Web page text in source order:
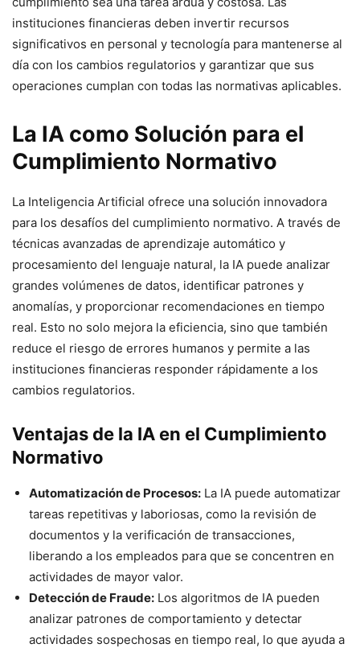
instituciones financieras deben invertir recursos
significativos en personal y tecnología para mantenerse al
día con los cambios regulatorios y garantizar que sus
operaciones cumplan con todas las normativas aplicables.
La IA como Solución para el
Cumplimiento Normativo
La Inteligencia Artificial ofrece una solución innovadora
para los desafíos del cumplimiento normativo. A través de
técnicas avanzadas de aprendizaje automático y
procesamiento del lenguaje natural, la IA puede analizar
grandes volúmenes de datos, identificar patrones y
anomalías, y proporcionar recomendaciones en tiempo
real. Esto no solo mejora la eficiencia, sino que también
reduce el riesgo de errores humanos y permite a las
instituciones financieras responder rápidamente a los
cambios regulatorios.
Ventajas de la IA en el Cumplimiento
Normativo
Automatización de Procesos: La IA puede automatizar
tareas repetitivas y laboriosas, como la revisión de
documentos y la verificación de transacciones,
liberando a los empleados para que se concentren en
actividades de mayor valor.
Detección de Fraude: Los algoritmos de IA pueden
analizar patrones de comportamiento y detectar
actividades sospechosas en tiempo real, lo que ayuda a